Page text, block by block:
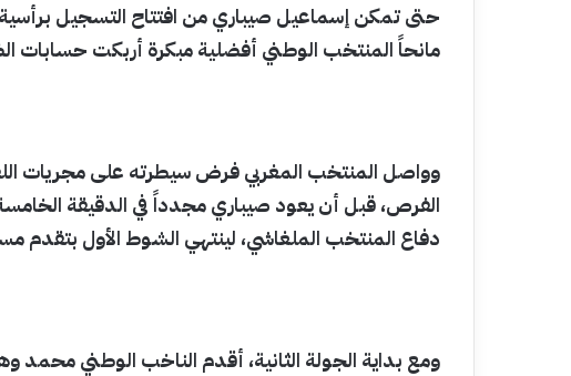
حتى تمكن إسماعيل صيباري من افتتاح التسجيل
مانحاً المنتخب الوطني أفضلية مبكرة أربكت حسابات
وواصل المنتخب المغربي فرض سيطرته على مجريات
الفرص، قبل أن يعود صيباري مجدداً في الدقيقة الخامسة
دفاع المنتخب الملغاشي، لينتهي الشوط الأول بتقدم
ومع بداية الجولة الثانية، أقدم الناخب الوطني محمد